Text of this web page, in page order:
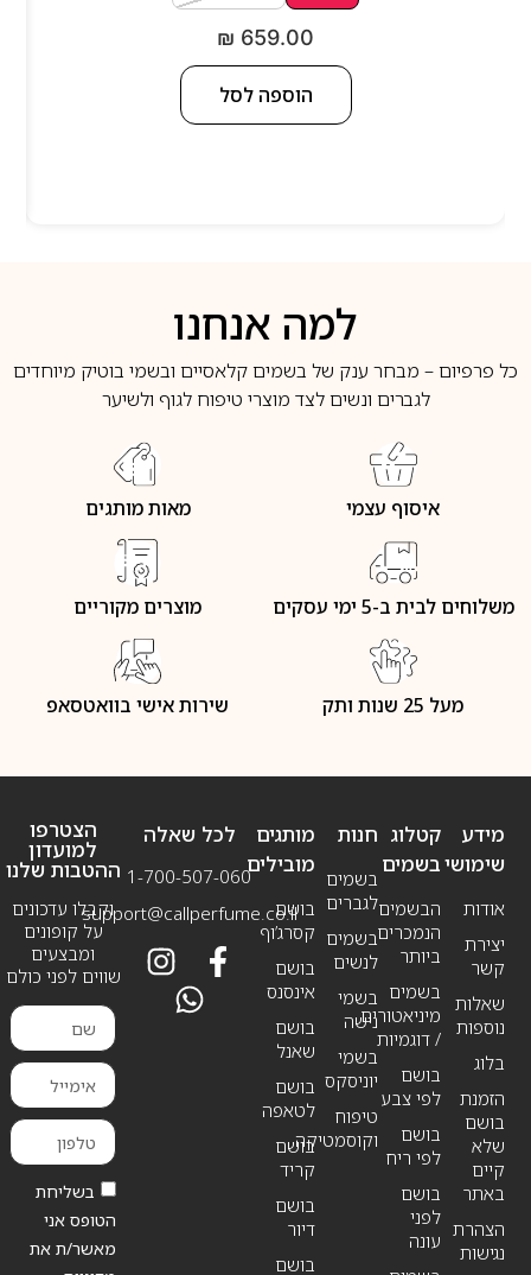
₪ 659.00
הוספה לסל
למה אנחנו
כל פרפיום – מבחר ענק של בשמים קלאסיים ובשמי בוטיק מיוחדים
לגברים ונשים לצד מוצרי טיפוח לגוף ולשיער
איסוף עצמי מאות מותגים
משלוחים לבית ב-5 ימי עסקים מוצרים מקוריים
מעל 25 שנות ותק שירות אישי בוואטסאפ
מידע
שימושי
אודות
יצירת
קשר
שאלות
נוספות
בלוג
הזמנת
בושם
שלא
קיים
באתר
הצהרת
נגישות
חנות
בשמים
לגברים
בשמים
לנשים
בשמי
נישה
בשמי
יוניסקס
טיפוח
וקוסמטיקה
קטלוג
בשמים
הבשמים
הנמכרים
ביותר
בשמים
מיניאטורים
/ דוגמיות
בושם
לפי צבע
בושם
לפי ריח
בושם
לפני
עונה
מותגים
מובילים
בושם
קסרג’וף
בושם
אינסנס
בושם
שאנל
בושם
לטאפה
בושם
קריד
בושם
דיור
בושם
לכל שאלה
1-700-507-060
support@callperfume.co.il
הצטרפו
למועדון
ההטבות שלנו
וקבלו עדכונים
על קופונים
ומבצעים
שווים לפני כולם
בשליחת
הטופס אני
מאשר/ת את